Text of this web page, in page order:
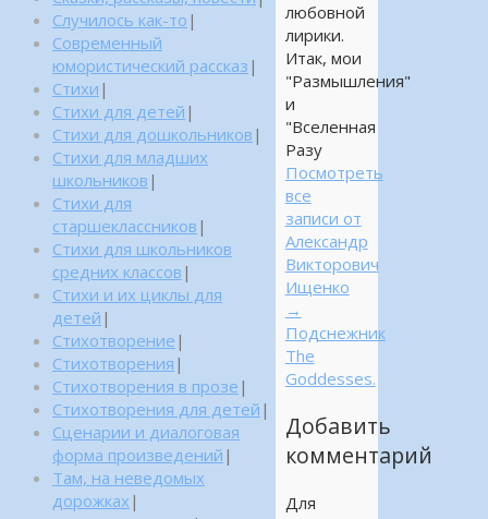
любовной
лирики.
Итак, мои
"Размышления"
и
"Вселенная
Разу
Посмотреть
все
записи от
Александр
Викторович
Ищенко
→
Подснежник
The
Goddesses.
Добавить
комментарий
Для
Случилось как-то |
Современный
юмористический рассказ |
Стихи |
Стихи для детей |
Стихи для дошкольников |
Стихи для младших
школьников |
Стихи для
старшеклассников |
Стихи для школьников
средних классов |
Стихи и их циклы для
детей |
Стихотворение |
Стихотворения |
Стихотворения в прозе |
Стихотворения для детей |
Сценарии и диалоговая
форма произведений |
Там, на неведомых
дорожках |